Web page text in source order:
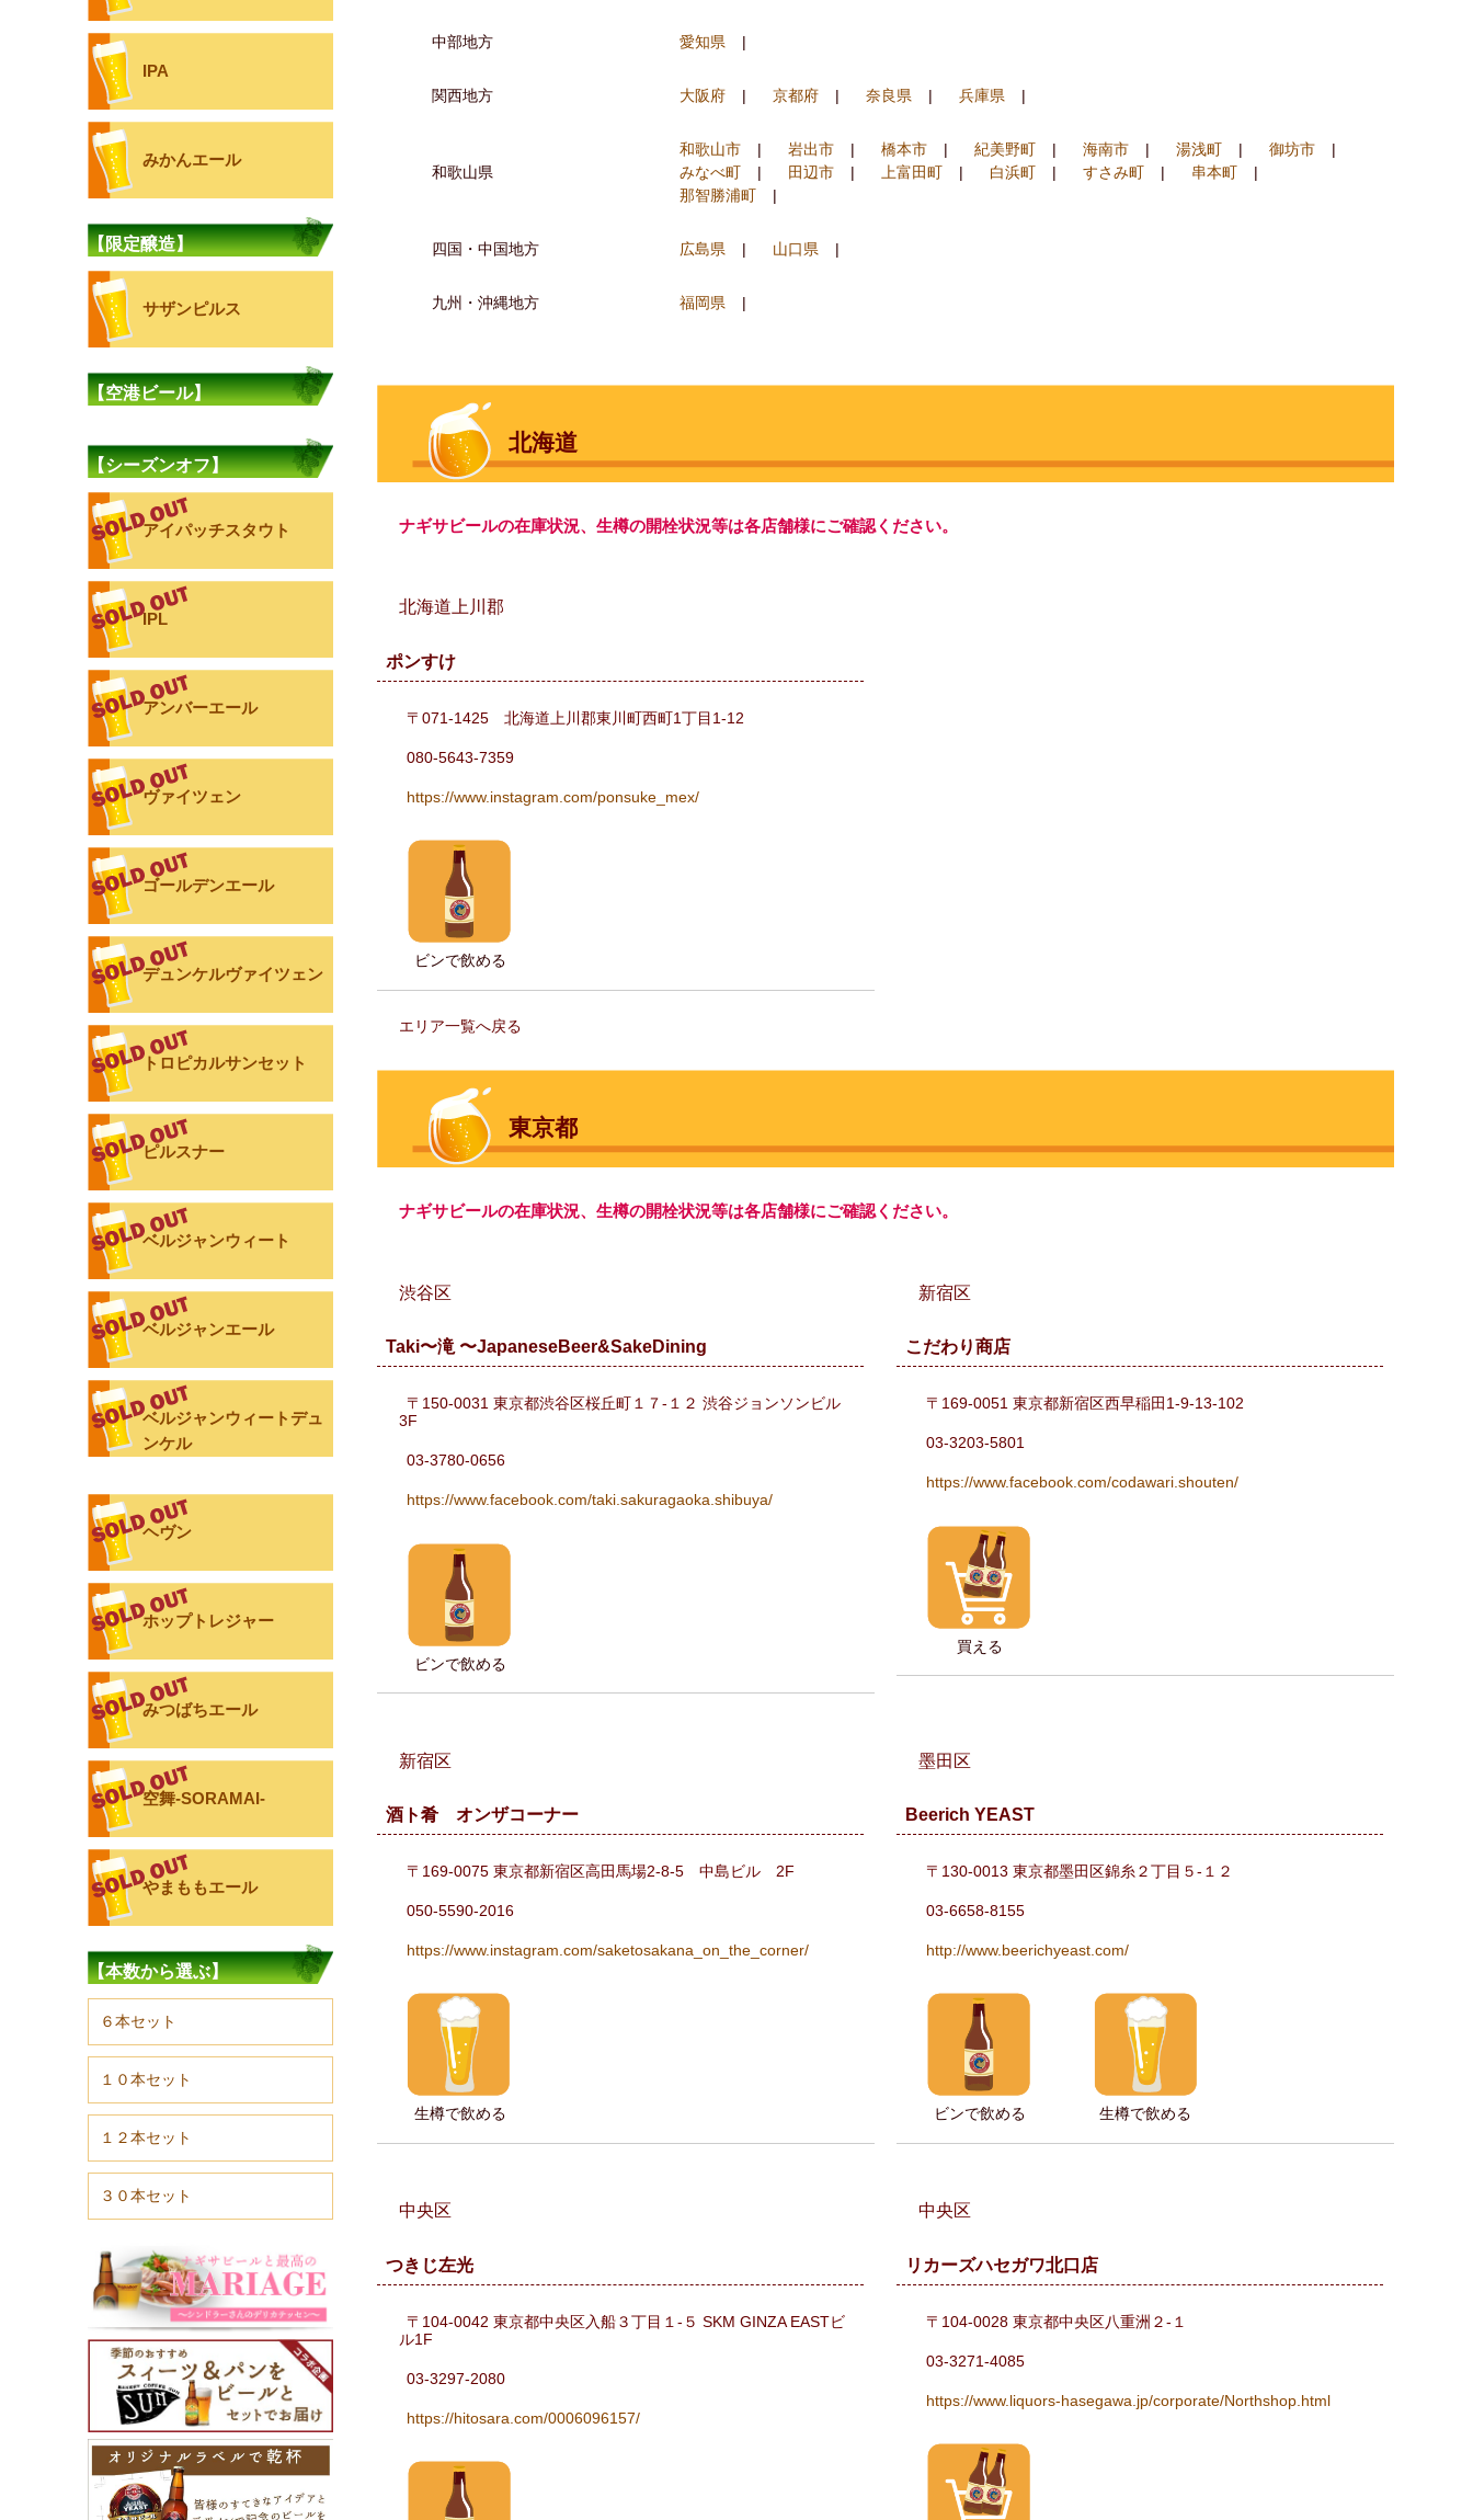
IPA
みかんエール
【限定醸造】
サザンピルス
【空港ビール】
【シーズンオフ】
アイパッチスタウト
IPL
アンバーエール
ヴァイツェン
ゴールデンエール
デュンケルヴァイツェン
トロピカルサンセット
ピルスナー
ベルジャンウィート
ベルジャンエール
ベルジャンウィートデュ
ンケル
ヘヴン
ホップトレジャー
みつばちエール
空舞-SORAMAI-
やまももエール
【本数から選ぶ】
６本セット
１０本セット
１２本セット
３０本セット
中部地方 愛知県
関西地方 大阪府 京都府 奈良県 兵庫県
和歌山県
和歌山市 岩出市 橋本市 紀美野町 海南市 湯浅町
御坊市
みなべ町
田辺市 上富田町 白浜町 すさみ町
串本町
那智勝浦町
四国・中国地方 広島県 山口県
九州・沖縄地方 福岡県
北海道
ナギサビールの在庫状況、生樽の開栓状況等は各店舗様にご確認ください。
北海道上川郡
ポンすけ
〒071-1425 北海道上川郡東川町西町1丁目1-12
080-5643-7359
https://www.instagram.com/ponsuke_mex/
ビンで飲める
エリア一覧へ戻る
東京都
ナギサビールの在庫状況、生樽の開栓状況等は各店舗様にご確認ください。
渋谷区
Taki〜滝 〜JapaneseBeer&SakeDining
〒150-0031 東京都渋谷区桜丘町１７-１２ 渋谷ジョンソンビル
3F
03-3780-0656
https://www.facebook.com/taki.sakuragaoka.shibuya/
ビンで飲める
新宿区
こだわり商店
〒169-0051 東京都新宿区西早稲田1-9-13-102
03-3203-5801
https://www.facebook.com/codawari.shouten/
買える
新宿区
酒ト肴 オンザコーナー
〒169-0075 東京都新宿区高田馬場2-8-5 中島ビル 2F
050-5590-2016
https://www.instagram.com/saketosakana_on_the_corner/
生樽で飲める
墨田区
Beerich YEAST
〒130-0013 東京都墨田区錦糸２丁目５-１２
03-6658-8155
http://www.beerichyeast.com/
ビンで飲める 生樽で飲める
中央区
つきじ左光
〒104-0042 東京都中央区入船３丁目１-５ SKM GINZA EASTビ
ル1F
03-3297-2080
https://hitosara.com/0006096157/
中央区
リカーズハセガワ北口店
〒104-0028 東京都中央区八重洲２-１
03-3271-4085
https://www.liquors-hasegawa.jp/corporate/Northshop.html